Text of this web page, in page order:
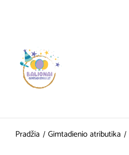
Pradžia Gimtadienio atributika